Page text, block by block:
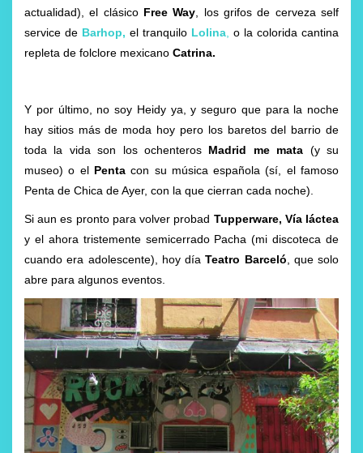
actualidad), el clásico Free Way , los grifos de cerveza self
service de Barhop, el tranquilo Lolina o la colorida cantina
repleta de folclore mexicano Catrina.
Y por último, no soy Heidy ya, y seguro que para la noche
hay sitios más de moda hoy pero los baretos del barrio de
toda la vida son los ochenteros Madrid me mata (y su
museo) o el Pentacon su música española (sí, el famoso
Penta de Chica de Ayer, con la que cierran cada noche).
Si aun es pronto para volver probad Tupperware, Vía láctea
y el ahora tristemente semicerrado Pacha (mi discoteca de
cuando era adolescente), hoy díaTeatro Barceló , que solo
abre para algunos eventos.